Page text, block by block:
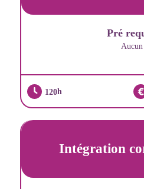
Pré
Aucun
120
Intégration